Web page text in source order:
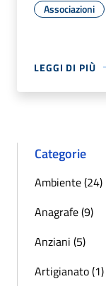
Associazioni
LEGGI DI PIÙ
Categorie
Ambiente (24)
Anagrafe (9)
Anziani (5)
Artigianato (1)